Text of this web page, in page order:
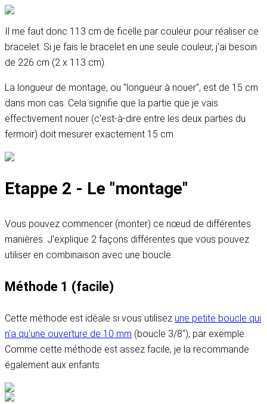
Il me faut donc 113 cm de ficelle par couleur pour réaliser ce
bracelet. Si je fais le bracelet en une seule couleur, j'ai besoin
de 226 cm (2 x 113 cm).
La longueur de montage, ou "longueur à nouer", est de 15 cm
dans mon cas. Cela signifie que la partie que je vais
effectivement nouer (c'est-à-dire entre les deux parties du
fermoir) doit mesurer exactement 15 cm.
Etappe 2 - Le "montage"
Vous pouvez commencer (monter) ce nœud de différentes
manières. J'explique 2 façons différentes que vous pouvez
utiliser en combinaison avec une boucle.
Méthode 1 (facile)
Cette méthode est idéale si vous utilisez une petite boucle qui
n'a qu'une ouverture de 10 mm (boucle 3/8"), par exemple.
Comme cette méthode est assez facile, je la recommande
également aux enfants.